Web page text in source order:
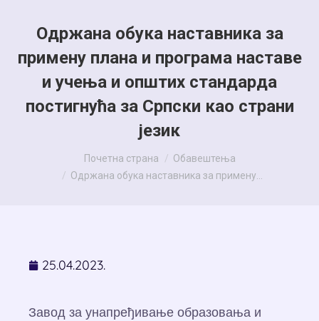
Одржана обука наставника за
примену плана и програма наставе
и учења и општих стандарда
постигнућа за Српски као страни
језик
You are here:Почетна страна
Обавештења
Одржана обука наставника за примену…
25.04.2023.
Завод за унапређивање образовања и